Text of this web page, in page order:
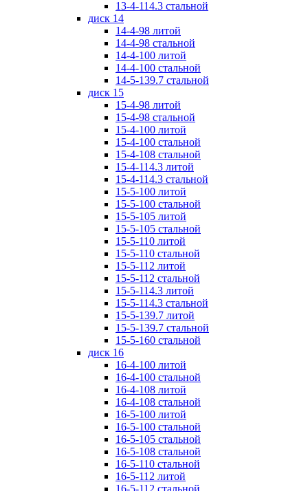
13-4-114.3 стальной
диск 14
14-4-98 литой
14-4-98 стальной
14-4-100 литой
14-4-100 стальной
14-5-139.7 стальной
диск 15
15-4-98 литой
15-4-98 стальной
15-4-100 литой
15-4-100 стальной
15-4-108 стальной
15-4-114.3 литой
15-4-114.3 стальной
15-5-100 литой
15-5-100 стальной
15-5-105 литой
15-5-105 стальной
15-5-110 литой
15-5-110 стальной
15-5-112 литой
15-5-112 стальной
15-5-114.3 литой
15-5-114.3 стальной
15-5-139.7 литой
15-5-139.7 стальной
15-5-160 стальной
диск 16
16-4-100 литой
16-4-100 стальной
16-4-108 литой
16-4-108 стальной
16-5-100 литой
16-5-100 стальной
16-5-105 стальной
16-5-108 стальной
16-5-110 стальной
16-5-112 литой
16-5-112 стальной